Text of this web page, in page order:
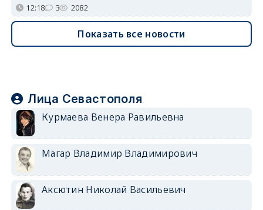
12:18 3 2082
Показать все новости
Лица Севастополя
Курмаева Венера Равильевна
Магар Владимир Владимирович
Аксютин Николай Васильевич